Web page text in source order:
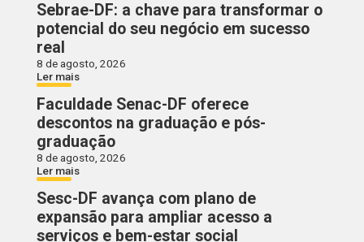
Sebrae-DF: a chave para transformar o
potencial do seu negócio em sucesso
real
8 de agosto, 2026
Ler mais
Faculdade Senac-DF oferece
descontos na graduação e pós-
graduação
8 de agosto, 2026
Ler mais
Sesc-DF avança com plano de
expansão para ampliar acesso a
serviços e bem-estar social